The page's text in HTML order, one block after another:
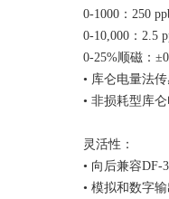
0-1000：250
0-10,000：2.5
0-25%顺磁：
• 库仑电量法
• 非损耗型库
灵活性：
• 向后兼容DF-
• 模拟和数字